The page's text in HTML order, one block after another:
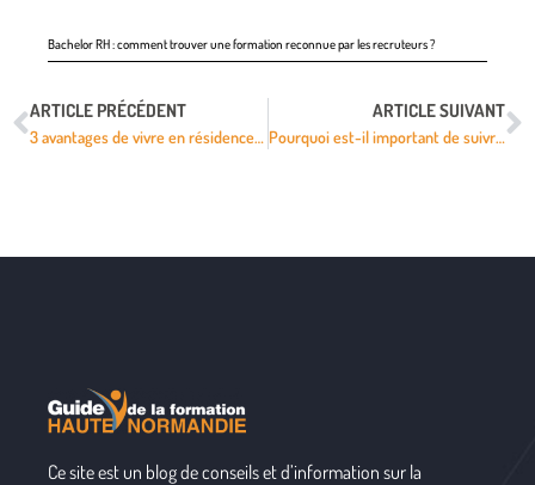
Bachelor RH : comment trouver une formation reconnue par les recruteurs ?
ARTICLE PRÉCÉDENT
3 avantages de vivre en résidence étudiante
ARTICLE SUIVANT
Pourquoi est-il important de suivre une formation commerciale ?
Ce site est un blog de conseils et d’information sur la